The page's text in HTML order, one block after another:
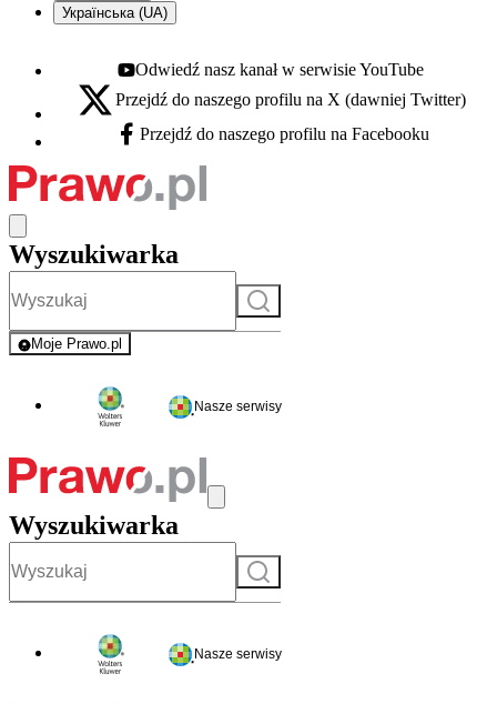
Українська (UA)
Youtube - otwiera się w nowej karcie
Odwiedź nasz kanał w serwisie YouTube
X - otwiera się w nowej karcie
Przejdź do naszego profilu na X (dawniej Twitter)
Facebook - otwiera się w nowej karcie
Przejdź do naszego profilu na Facebooku
Wyszukiwarka
Szukaj
Moje Prawo.pl
- rejestracja i logowanie do serwisu
Nasze serwisy
Wyszukiwarka
Szukaj
Nasze serwisy